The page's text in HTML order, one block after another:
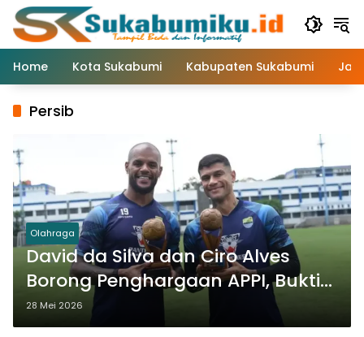
Langsung
konten
Home
Kota Sukabumi Kabupaten Sukabumi
Persib
Olahraga
David da Silva dan Ciro Alves
Borong Penghargaan APPI, Bukti
Dominasi Persib
28 Mei 2026